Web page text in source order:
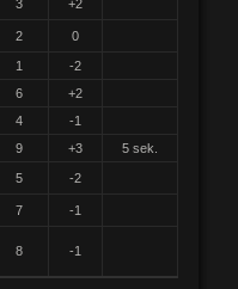
3 +2
2 0
1
-2
6
+2
4
-1
9 +3 5 sek.
5 -2
7 -1
8 -1